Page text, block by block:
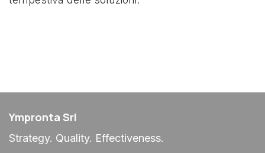
Ympronta Srl
Strategy. Quality. Effectiveness.